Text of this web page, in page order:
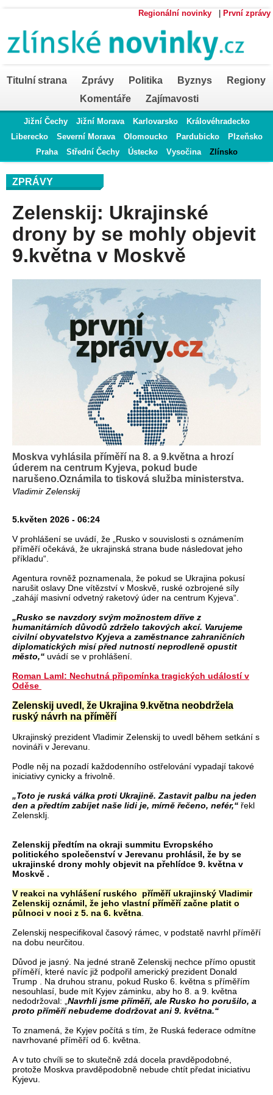
Regionální novinky První zprávy
Titulní strana Zprávy Politika Byznys
Regiony
Komentáře
Zajímavosti
Jižní Čechy Jižní Morava Karlovarsko
Královéhradecko
Liberecko
Severní Morava Olomoucko Pardubicko
Plzeňsko
Praha
Střední Čechy Ústecko Vysočina Zlínsko
ZPRÁVY
Zelenskij: Ukrajinské
drony by se mohly objevit
9.května v Moskvě
Moskva vyhlásila příměří na 8. a 9.května a hrozí
úderem na centrum Kyjeva, pokud bude
narušeno.Oznámila to tisková služba ministerstva.
Vladimir Zelenskij
5.květen 2026 - 06:24
V prohlášení se uvádí, že „Rusko v souvislosti s oznámením
příměří očekává, že ukrajinská strana bude následovat jeho
příkladu“.
Agentura rovněž poznamenala, že pokud se Ukrajina pokusí
narušit oslavy Dne vítězství v Moskvě, ruské ozbrojené síly
„zahájí masivní odvetný raketový úder na centrum Kyjeva“.
„Rusko se navzdory svým možnostem dříve z
humanitárních důvodů zdrželo takových akcí. Varujeme
civilní obyvatelstvo Kyjeva a zaměstnance zahraničních
diplomatických misí před nutností neprodleně opustit
město,“ uvádí se v prohlášení.
Roman Laml: Nechutná připomínka tragických událostí v
Oděse
Zelenskij uvedl, že Ukrajina 9.května neobdržela
ruský návrh na příměří
Ukrajinský prezident Vladimir Zelenskij to uvedl během setkání s
novináři v Jerevanu.
Podle něj na pozadí každodenního ostřelování vypadají takové
iniciativy cynicky a frivolně.
„Toto je ruská válka proti Ukrajině. Zastavit palbu na jeden
den a předtím zabíjet naše lidi je, mírně řečeno, nefér,“ řekl
ZelenskIj.
Zelenskij předtím na okraji summitu Evropského
politického společenství v Jerevanu prohlásil, že by se
ukrajinské drony mohly objevit na přehlídce 9. května v
Moskvě .
V reakci na vyhlášení ruského příměří ukrajinský Vladimir
Zelenskij oznámil, že jeho vlastní příměří začne platit o
půlnoci v noci z 5. na 6. května.
Zelenskij nespecifikoval časový rámec, v podstatě navrhl příměří
na dobu neurčitou.
Důvod je jasný. Na jedné straně Zelenskij nechce přímo opustit
příměří, které navíc již podpořil americký prezident Donald
Trump . Na druhou stranu, pokud Rusko 6. května s příměřím
nesouhlasí, bude mít Kyjev záminku, aby ho 8. a 9. května
nedodržoval: „Navrhli jsme příměří, ale Rusko ho porušilo, a
proto příměří nebudeme dodržovat ani 9. května.“
To znamená, že Kyjev počítá s tím, že Ruská federace odmítne
navrhované příměří od 6. května.
A v tuto chvíli se to skutečně zdá docela pravděpodobné,
protože Moskva pravděpodobně nebude chtít předat iniciativu
Kyjevu.